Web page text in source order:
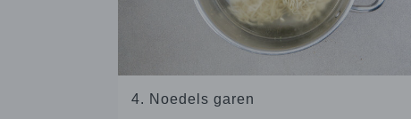
4. Noedels garen